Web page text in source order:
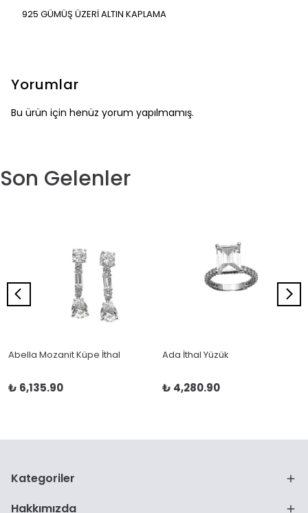
925 GÜMÜŞ ÜZERİ ALTIN KAPLAMA
Yorumlar
Bu ürün için henüz yorum yapılmamış.
Son Gelenler
Abella Mozanit Küpe İthal
₺ 6,135.90
Ada İthal Yüzük
₺ 4,280.90
Kategoriler
Hakkımızda